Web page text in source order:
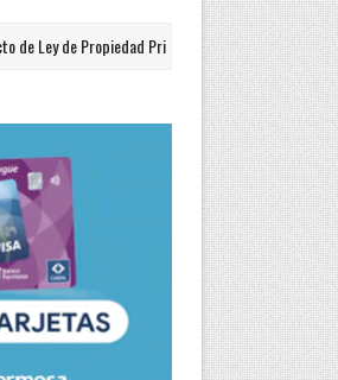
Propiedad Privada TAPA El